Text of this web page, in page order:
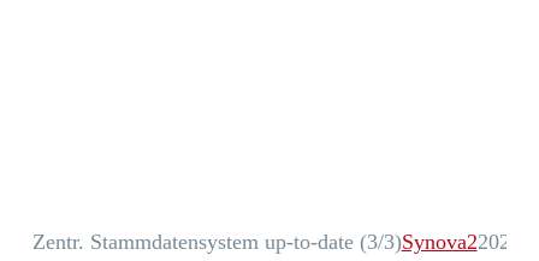
Zentr. Stammdatensystem up-to-date (3/3)Synova22023-